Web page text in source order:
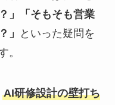
」「そもそも営業
」
といった疑問を
。
AI研修設計の壁打ち